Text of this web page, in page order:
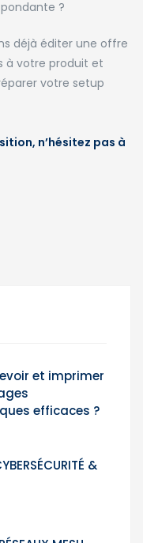
?
déjà éditer une offre
à votre produit et
votre setup
n’hésitez pas à
et imprimer
efficaces ?
&